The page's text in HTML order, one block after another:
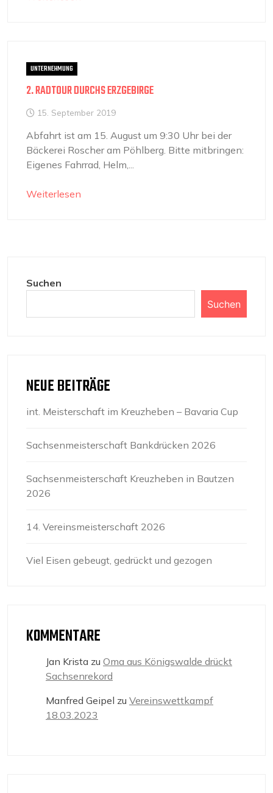
UNTERNEHMUNG
2. RADTOUR DURCHS ERZGEBIRGE
15. September 2019
Abfahrt ist am 15. August um 9:30 Uhr bei der
Bäckerei Roscher am Pöhlberg. Bitte mitbringen:
Eigenes Fahrrad, Helm,...
Weiterlesen
Suchen
Suchen
NEUE BEITRÄGE
int. Meisterschaft im Kreuzheben – Bavaria Cup
Sachsenmeisterschaft Bankdrücken 2026
Sachsenmeisterschaft Kreuzheben in Bautzen
2026
14. Vereinsmeisterschaft 2026
Viel Eisen gebeugt, gedrückt und gezogen
KOMMENTARE
Jan Krista zu Oma aus Königswalde drückt
Sachsenrekord
Manfred Geipel zu Vereinswettkampf
18.03.2023